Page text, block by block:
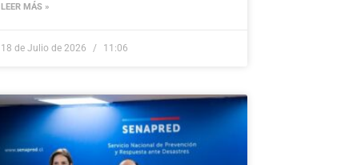
LEER MÁS »
18 de Julio de 2026 11:06